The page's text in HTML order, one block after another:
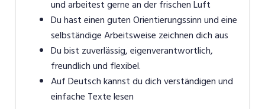
und arbeitest gerne an der frischen Luft
Du hast einen guten Orientierungssinn und eine
selbständige Arbeitsweise zeichnen dich aus
Du bist zuverlässig, eigenverantwortlich,
freundlich und flexibel.
Auf Deutsch kannst du dich verständigen und
einfache Texte lesen